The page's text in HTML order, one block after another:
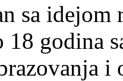
sa idejom
18 godina
i